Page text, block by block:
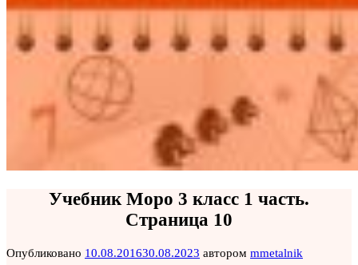
Учебник Моро 3 класс 1 часть.
Страница 10
Опубликовано 10.08.201630.08.2023 автором mmetalnik